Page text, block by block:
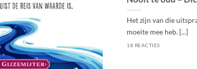
Het zijn van die
moeite mee heb. [...]
18 REACTIES